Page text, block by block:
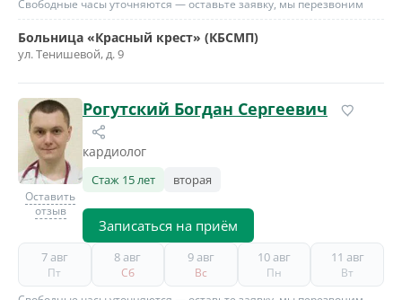
Свободные часы уточняются — оставьте заявку, мы перезвоним
Больница «Красный крест» (КБСМП)
ул. Тенишевой, д. 9
Оставить
отзыв
Рогутский Богдан Сергеевич
кардиолог
Стаж 15 лет вторая
Записаться на приём
7 авг
Пт
8 авг
Сб
9 авг
Вс
10 авг
Пн
11 авг
Вт